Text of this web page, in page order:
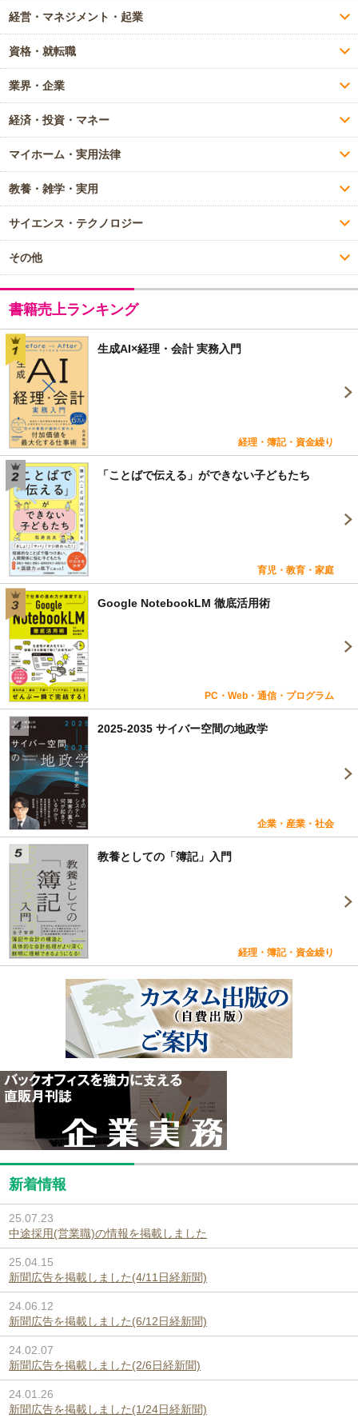
経営・マネジメント・起業
資格・就転職
業界・企業
経済・投資・マネー
マイホーム・実用法律
教養・雑学・実用
サイエンス・テクノロジー
その他
書籍売上ランキング
生成AI×経理・会計 実務入門
経理・簿記・資金繰り
「ことばで伝える」ができない子どもたち
育児・教育・家庭
Google NotebookLM 徹底活用術
PC・Web・通信・プログラム
2025-2035 サイバー空間の地政学
企業・産業・社会
教養としての「簿記」入門
経理・簿記・資金繰り
新着情報
25.07.23
中途採用(営業職)の情報を掲載しました
25.04.15
新聞広告を掲載しました(4/11日経新聞)
24.06.12
新聞広告を掲載しました(6/12日経新聞)
24.02.07
新聞広告を掲載しました(2/6日経新聞)
24.01.26
新聞広告を掲載しました(1/24日経新聞)